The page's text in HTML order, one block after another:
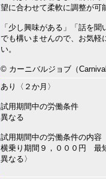
望に合わせて柔軟に調整が可
「少し興味がある」「話を聞
でも構いませんので、お気軽
い。
©︎ カーニバルジョブ（Carnival
あり〈２か月〉
試用期間中の労働条件
異なる
試用期間中の労働条件の内容
横乗り期間９，０００円 最
異なる〉